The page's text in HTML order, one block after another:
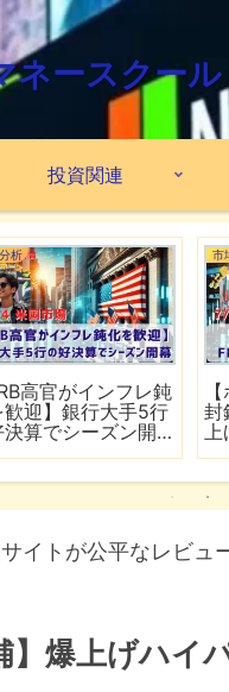
ネースクー
投資関連
析
高官がインフレ鈍
歓迎】銀行大手5行
決算でシーズン開
市
封
イトが公平なレビュ
爆上げハイ